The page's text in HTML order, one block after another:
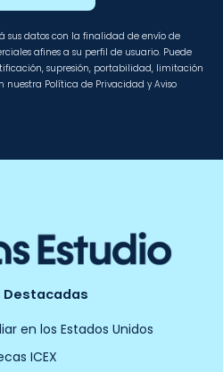
sus datos con la finalidad de envío de
afines a su perfil de usuario. Puede
supresión, portabilidad, limitación
nuestra Política de Privacidad y Aviso
Destacadas
en los Estados Unidos
ICEX